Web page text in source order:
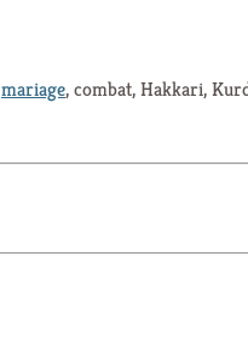
mariage, combat, Hakkari,